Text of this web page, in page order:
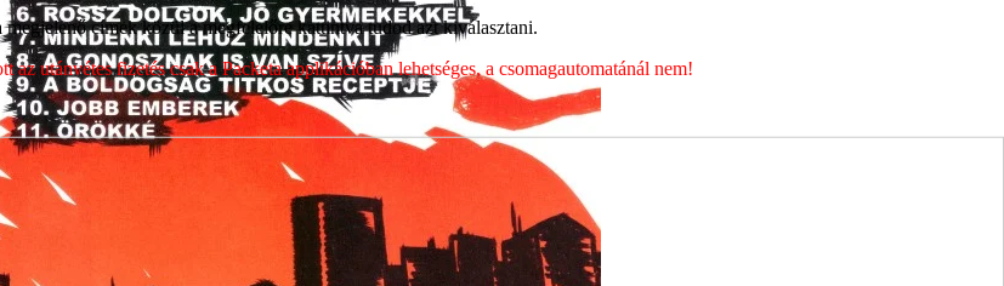
címek közül a megfelelőre kattintva tudod azt kiválasztani.
utánvétes fizetés csak a Packeta applikációban lehetséges, a csomagautomatánál nem!